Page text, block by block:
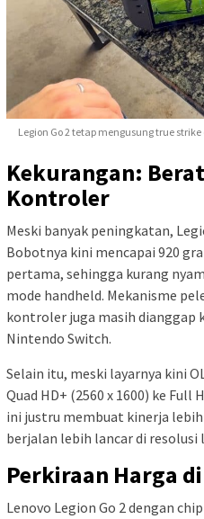
Legion Go 2 tetap mengusung true
Kekurangan:
Kontroler
Meski banyak peningkatan,
Bobotnya kini mencapai 920
pertama, sehingga kurang
mode handheld. Mekanisme
kontroler juga masih dianggap
Nintendo Switch.
Selain itu, meski layarnya kini
Quad HD+ (2560 x 1600) ke Full
ini justru membuat kinerja
berjalan lebih lancar di resolusi
Perkiraan Harga
Lenovo Legion Go 2 dengan